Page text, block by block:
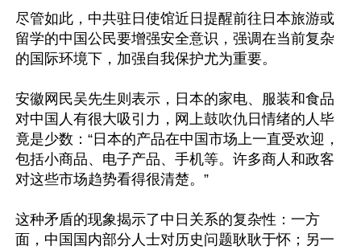
尽管如此，中共驻日使馆近日提醒前往日本旅游或
留学的中国公民要增强安全意识，强调在当前复杂
的国际环境下，加强自我保护尤为重要。
安徽网民吴先生则表示，日本的家电、服装和食品
对中国人有很大吸引力，网上鼓吹仇日情绪的人毕
竟是少数：“日本的产品在中国市场上一直受欢迎，
包括小商品、电子产品、手机等。许多商人和政客
对这些市场趋势看得很清楚。”
这种矛盾的现象揭示了中日关系的复杂性：一方
面，中国国内部分人士对历史问题耿耿于怀；另一